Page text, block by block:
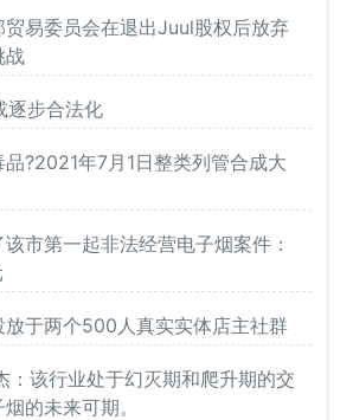
易委员会在退出Juul股权后放弃
战
逐步合法化
?2021年7月1日整类列管合成大
市第一起非法经营电子烟案件：
放于两个500人真实实体店主社群
：该行业处于幻灭期和爬升期的交
的未来可期。